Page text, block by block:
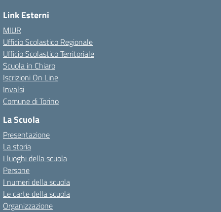
Link Esterni
MIUR
Ufficio Scolastico Regionale
Ufficio Scolastico Territoriale
Scuola in Chiaro
Iscrizioni On Line
Invalsi
Comune di Torino
La Scuola
Presentazione
La storia
I luoghi della scuola
Persone
I numeri della scuola
Le carte della scuola
Organizzazione